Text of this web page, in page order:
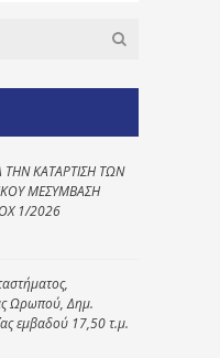
ΤΗΝ ΚΑΤΑΡΤΙΣΗ ΤΩΝ
ΜΕΣΥΜΒΑΣΗ
1/2026
Ωρωπού, Δημ.
εμβαδού 17,50 τ.μ.